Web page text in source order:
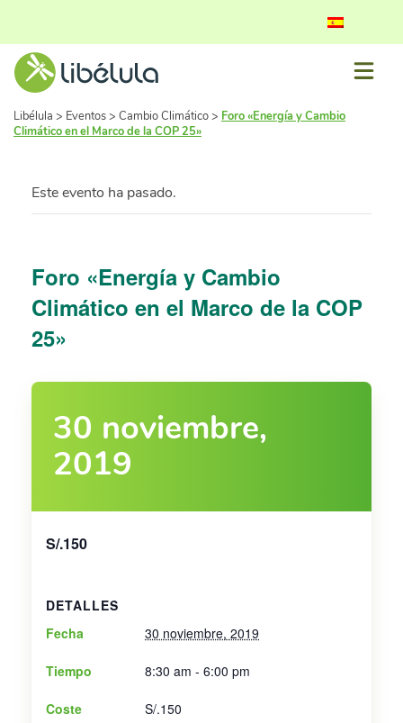
Libélula > Eventos> Cambio Climático> Foro «Energía y Cambio
Climático en el Marco de la COP 25»
Este evento ha pasado.
Foro «Energía y Cambio
Climático en el Marco de la COP
25»
30 noviembre,
2019
S/.150
DETALLES
Fecha
30 noviembre, 2019
Tiempo 8:30 am - 6:00 pm
Coste S/.150